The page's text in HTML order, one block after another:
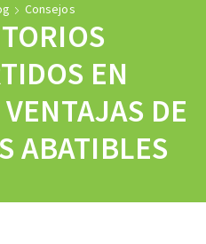
Consejos
EN
DE
ABATIBLES